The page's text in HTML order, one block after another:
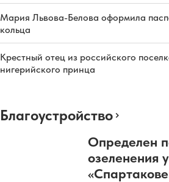
Мария Львова-Белова оформила
кольца
Крестный отец из российского
нигерийского принца
Благоустройство
Определен
озеленения